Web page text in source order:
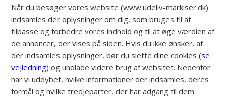
Når du besøger vores website (www.udeliv-markiser.dk)
indsamles der oplysninger om dig, som bruges til at
tilpasse og forbedre vores indhold og til at øge værdien af
de annoncer, der vises på siden. Hvis du ikke ønsker, at
der indsamles oplysninger, bør du slette dine cookies (se
vejledning) og undlade videre brug af websitet. Nedenfor
har vi uddybet, hvilke informationer der indsamles, deres
formål og hvilke tredjeparter, der har adgang til dem.